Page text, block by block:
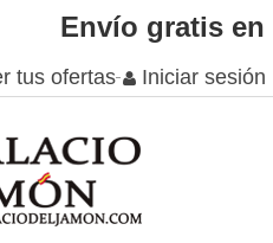
Envío gratis en
tus ofertas Iniciar sesión